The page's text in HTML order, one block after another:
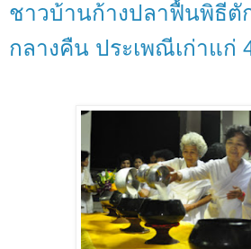
ชาวบ้านก้างปลาฟื้นพิธีตั
กลางคืน ประเพณีเก่าแก่